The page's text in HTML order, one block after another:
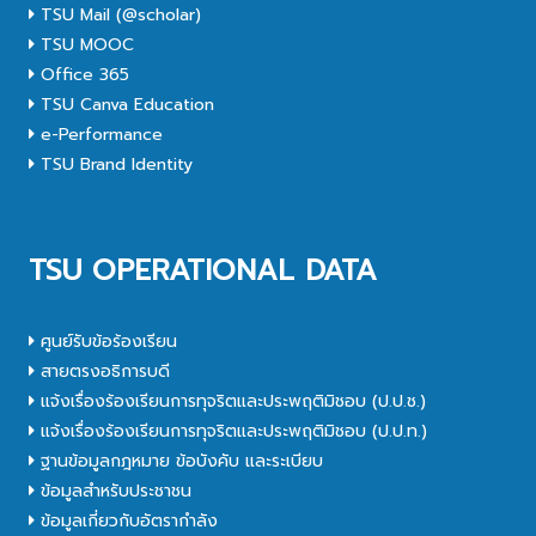
TSU Mail (@scholar)
TSU MOOC
Office 365
TSU Canva Education
e-Performance
TSU Brand Identity
TSU OPERATIONAL DATA
ศูนย์รับข้อร้องเรียน
สายตรงอธิการบดี
แจ้งเรื่องร้องเรียนการทุจริตและประพฤติมิชอบ (ป.ป.ช.)
แจ้งเรื่องร้องเรียนการทุจริตและประพฤติมิชอบ (ป.ป.ท.)
ฐานข้อมูลกฎหมาย ข้อบังคับ และระเบียบ
ข้อมูลสำหรับประชาชน
ข้อมูลเกี่ยวกับอัตรากำลัง